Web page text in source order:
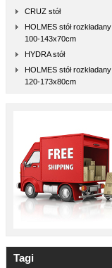
CRUZ stół
HOLMES stół rozkładany
100-143x70cm
HYDRA stół
HOLMES stół rozkładany
120-173x80cm
Tagi